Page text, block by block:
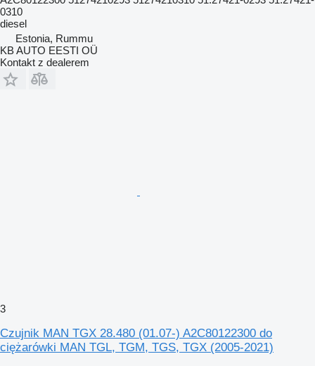
0310
diesel
Estonia, Rummu
KB AUTO EESTI OÜ
Kontakt z dealerem
3
Czujnik MAN TGX 28.480 (01.07-) A2C80122300 do
ciężarówki MAN TGL, TGM, TGS, TGX (2005-2021)